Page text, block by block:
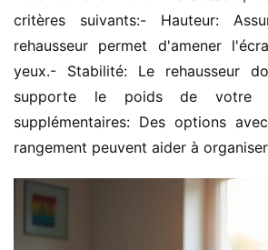
critères suivants:- Hauteur:
rehausseur permet d'amener
yeux.- Stabilité: Le rehausseur
supporte le poids de votre
supplémentaires: Des options
rangement peuvent aider à